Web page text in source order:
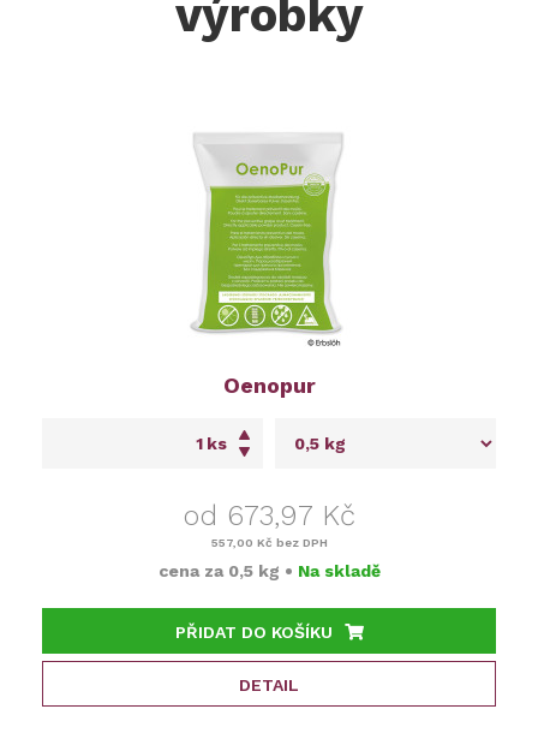
výrobky
Oenopur
ks
od 673,97 Kč
557,00 Kč bez DPH
cena za 0,5 kg • Na skladě
PŘIDAT DO KOŠÍKU
DETAIL